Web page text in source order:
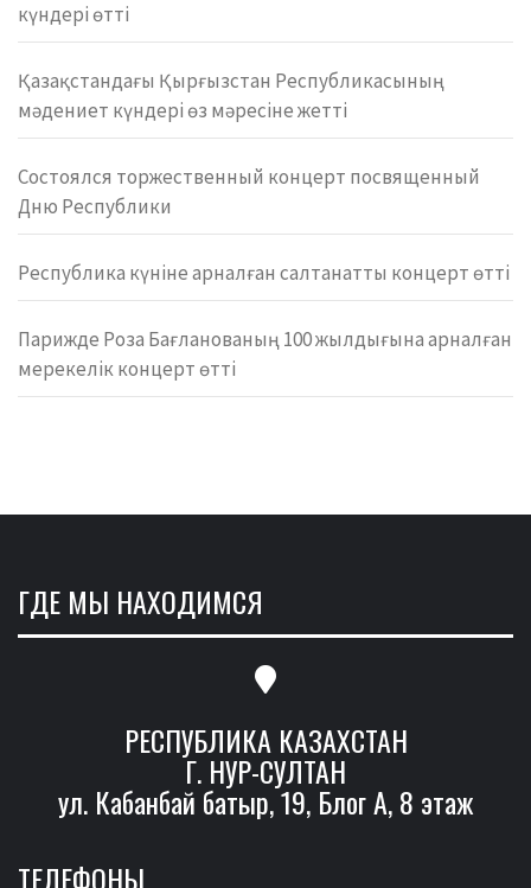
күндері өтті
Қазақстандағы Қырғызстан Республикасының
мәдениет күндері өз мәресіне жетті
Состоялся торжественный концерт посвященный
Дню Республики
Республика күніне арналған салтанатты концерт өтті
Парижде Роза Бағланованың 100 жылдығына арналған
мерекелік концерт өтті
ГДЕ МЫ НАХОДИМСЯ
РЕСПУБЛИКА КАЗАХСТАН
Г. НУР-СУЛТАН
ул. Кабанбай батыр, 19, Блог А, 8 этаж
ТЕЛЕФОНЫ